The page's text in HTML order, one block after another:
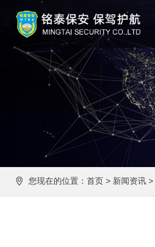
您现在的位置： 首页> 新闻资讯>